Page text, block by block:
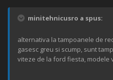
minitehnicusro a spus:
alternativa la tampoanele de
gasesc greu si scump, sunt
viteze de la ford fiesta, modele